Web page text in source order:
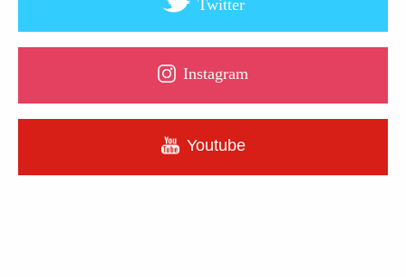
Twitter
Instagram
Youtube